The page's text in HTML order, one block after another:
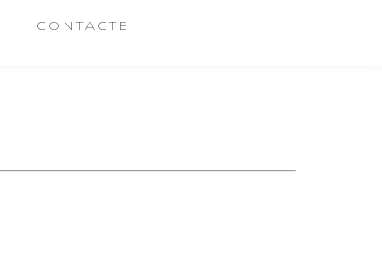
CONTACTE